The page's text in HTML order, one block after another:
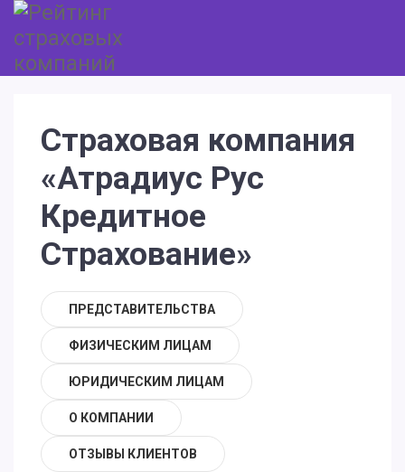
Страховая компания
«Атрадиус Рус
Кредитное
Страхование»
ПРЕДСТАВИТЕЛЬСТВА
ФИЗИЧЕСКИМ ЛИЦАМ
ЮРИДИЧЕСКИМ ЛИЦАМ
О КОМПАНИИ
ОТЗЫВЫ КЛИЕНТОВ